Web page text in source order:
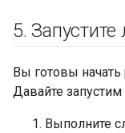
5.
Вы готовы
Давайте
Выполните